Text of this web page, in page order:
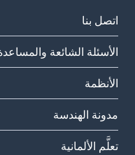
اتصل بنا
الأسئلة الشائعة
الأنظمة
مدونة الهندسة
تعلَّم الألمانية